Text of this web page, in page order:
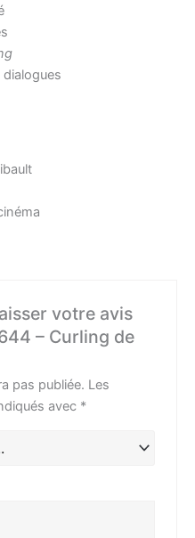
votre avis
– Curling de
pas publiée. Les
avec *